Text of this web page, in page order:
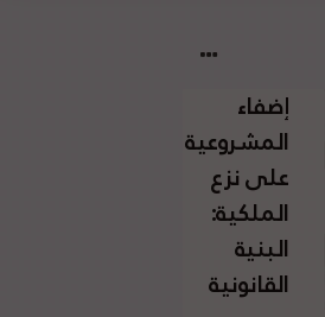
إضفاء
المشروعية
على نزع
الملكية:
البنية
القانونية